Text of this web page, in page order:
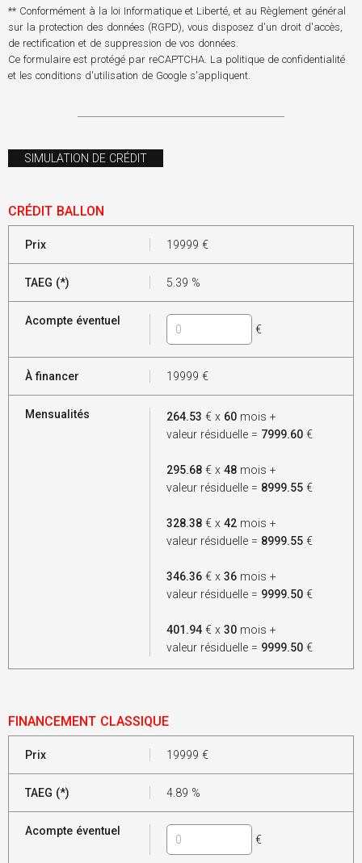
** Conformément à la loi Informatique et Liberté, et au Règlement général
sur la protection des données (RGPD), vous disposez d'un droit d'accès,
de rectification et de suppression de vos données.
Ce formulaire est protégé par reCAPTCHA. La politique de confidentialité
et les conditions d'utilisation de Google s'appliquent.
SIMULATION DE CRÉDIT
CRÉDIT BALLON
Prix 19999 €
TAEG (*) 5.39 %
Acompte éventuel
€
À financer 19999 €
Mensualités 264.53 € x 60 mois +
valeur résiduelle = 7999.60 €
295.68 € x48 mois +
valeur résiduelle = 8999.55 €
328.38 € x42 mois +
valeur résiduelle = 8999.55 €
346.36 € x36 mois +
valeur résiduelle = 9999.50 €
401.94 € x30 mois +
valeur résiduelle = 9999.50 €
FINANCEMENT CLASSIQUE
Prix 19999 €
TAEG (*) 4.89 %
Acompte éventuel
€